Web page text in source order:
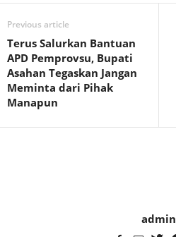
Previous article
Terus Salurkan Bantuan
APD Pemprovsu, Bupati
Asahan Tegaskan Jangan
Meminta dari Pihak
Manapun
admin